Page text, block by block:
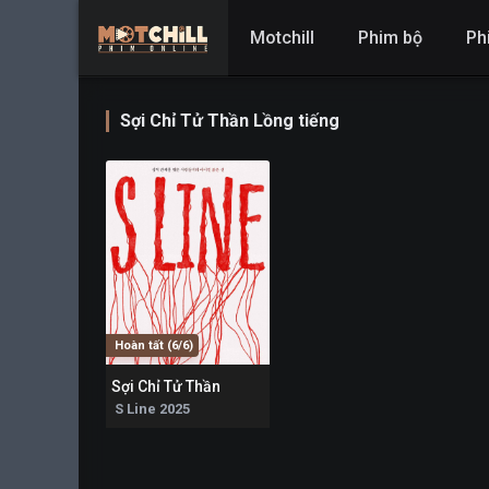
Motchill Phim bộ
Sợi Chỉ Tử Thần Lồng tiếng
Hoàn tất (6/6)
Sợi Chỉ Tử Thần
S Line 2025